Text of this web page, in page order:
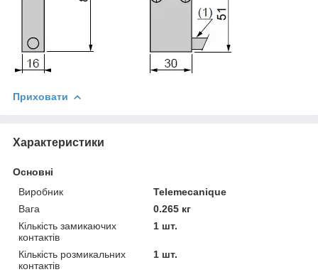
Приховати
Характеристики
Основні
Виробник
Telemecanique
Вага
0.265 кг
Кількість замикаючих
контактів
1 шт.
Кількість розмикальних
контактів
1 шт.